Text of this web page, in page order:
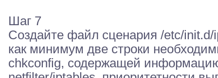
Шаг 7
Создайте файл сценария /etc/
как минимум две строки
chkconfig, содержащей